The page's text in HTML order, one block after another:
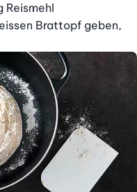
Reismehl
Brattopf geben,